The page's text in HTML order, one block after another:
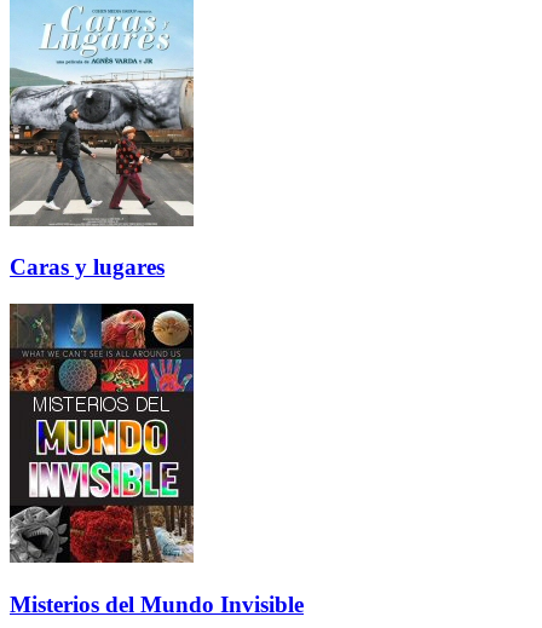
Caras y lugares
Misterios del Mundo Invisible